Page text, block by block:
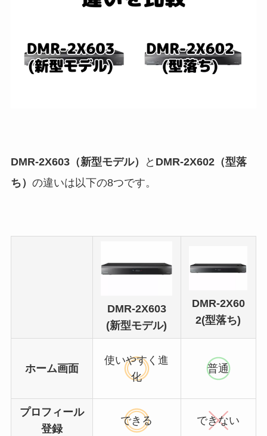
DMR-2X603（新型モデル） と DMR-2X602（型落
ち） の違いは以下の8つです。
DMR-2X603
(新型モデル)
DMR-2X60
2(型落ち)
ホーム画面
使いやすく進
化
普通
プロフィール
登録
できる できない